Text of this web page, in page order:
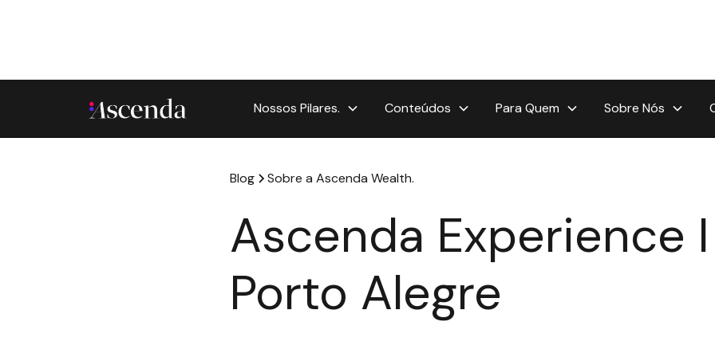
Nossos Pilares. Conteúdos Para Quem Sobre Nós
Blog Sobre a Ascenda Wealth.
Ascenda Experience
Porto Alegre